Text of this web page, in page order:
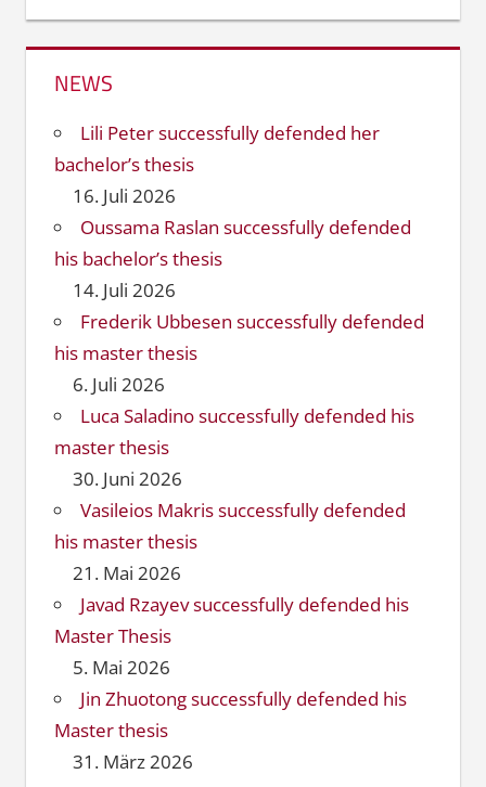
NEWS
Lili Peter successfully defended her
bachelor’s thesis
16. Juli 2026
Oussama Raslan successfully defended
his bachelor’s thesis
14. Juli 2026
Frederik Ubbesen successfully defended
his master thesis
6. Juli 2026
Luca Saladino successfully defended his
master thesis
30. Juni 2026
Vasileios Makris successfully defended
his master thesis
21. Mai 2026
Javad Rzayev successfully defended his
Master Thesis
5. Mai 2026
Jin Zhuotong successfully defended his
Master thesis
31. März 2026